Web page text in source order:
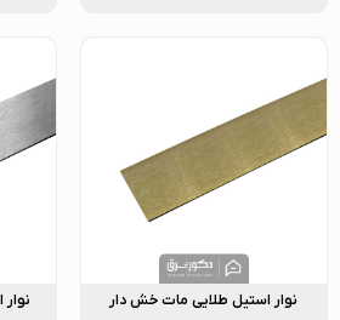
نوار استیل طلایی مات خش دار نوار